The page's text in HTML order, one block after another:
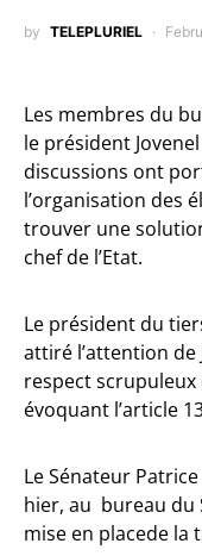
by TELEPLURIEL
Les membres du
le président
discussions ont
l’organisation des
trouver une
chef de l’Etat.
Le président du
attiré l’attention de
respect
évoquant l’article
Le Sénateur
hier, au bureau du
mise en placede la